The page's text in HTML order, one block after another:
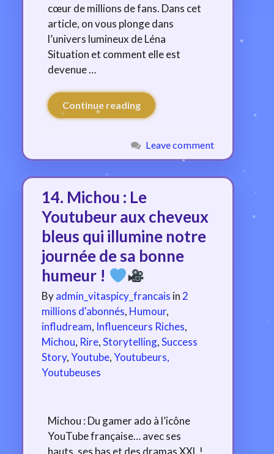
cœur de millions de fans. Dans cet
article, on vous plonge dans
l’univers lumineux de Léna
Situation et comment elle est
devenue …
Continue reading
Leave comment
14. Michou : Le
Youtubeur aux cheveux
bleus qui illumine notre
journée de sa bonne
humeur !
Byadmin_vitaspicy_francais in 2
millions d'abonnés, Humour,
infludream, Influenceurs Riches,
Michou, Rire,Storytelling,Success
Story,Youtube,Youtubeurs,
Youtubeuses
Michou : Du gamer ado à l’icône
YouTube française… avec ses
hauts, ses bas et des dramas XXL !